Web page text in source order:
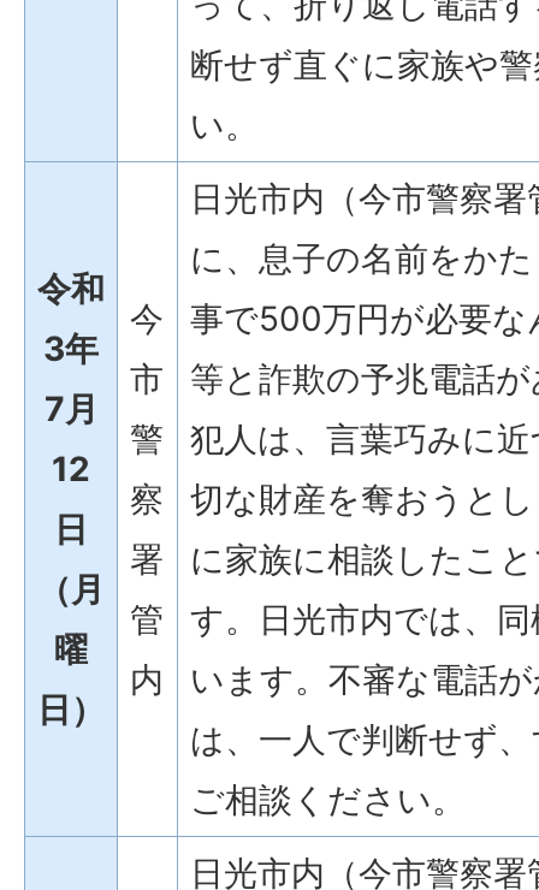
断せず直ぐに家族や
い。
令和
3年
7月
12
日
（月
曜
日）
今
市
警
察
署
管
内
日光市内（今市警察
に、息子の名前をか
事で500万円が必要
等と詐欺の予兆電話
犯人は、言葉巧みに
切な財産を奪おうと
に家族に相談したこ
す。日光市内では、
います。不審な電話
は、一人で判断せず
ご相談ください。
日光市内（今市警察